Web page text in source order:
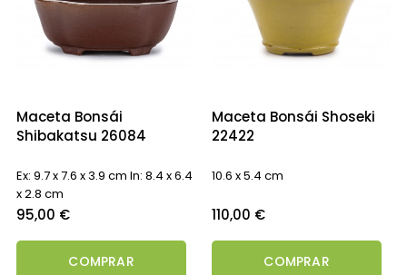
Maceta Bonsái
Shibakatsu 26084
Ex: 9.7 x 7.6 x 3.9 cm In: 8.4 x 6.4
x 2.8 cm
Precio
95,00 €
COMPRAR
Maceta Bonsái Shoseki
22422
10.6 x 5.4 cm
Precio
110,00 €
COMPRAR